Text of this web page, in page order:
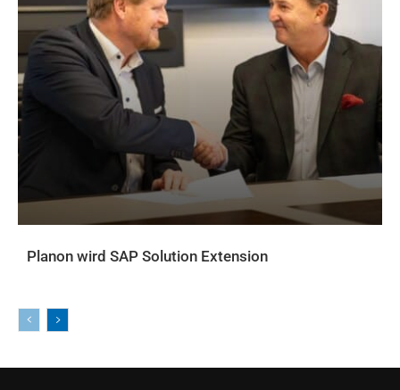
Planon wird SAP Solution Extension